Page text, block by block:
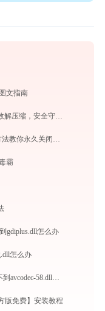
文指南
WinRAR电脑版下载安装指南：智能高效解压缩，安全守护文件传输与归档
Win10如何彻底永久关闭自动更新 5种方法教你永久关闭win10自动更新
霸
gdiplus.dll怎么办
怎么办
Windows 命令处理程序 打开cmd.exe找不到avcodec-58.dll怎么办
版免费】安装教程